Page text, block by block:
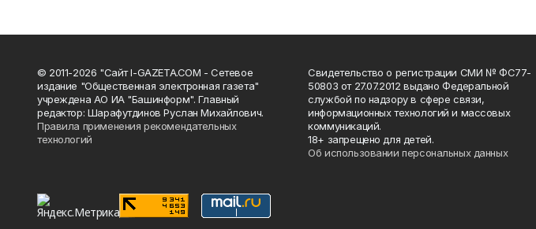
© 2011-2026 "Сайт I-GAZETA.COM - Сетевое
издание "Общественная электронная газета"
учреждена АО ИА "Башинформ". Главный
редактор: Шарафутдинов Руслан Михайлович.
Правила применения рекомендательных
технологий
Свидетельство о регистрации СМИ № ФС77-
50803 от 27.07.2012 выдано Федеральной
службой по надзору в сфере связи,
информационных технологий и массовых
коммуникаций.
18+ запрещено для детей.
Об использовании персональных данных